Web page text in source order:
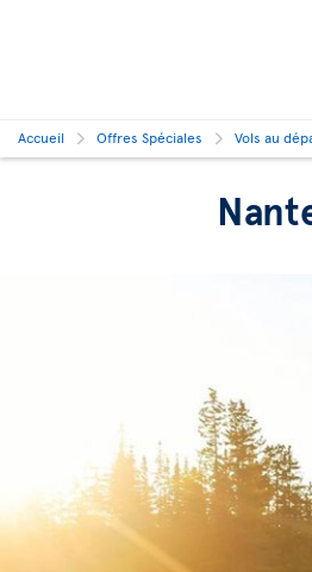
Accueil Offres Spéciales Vols au